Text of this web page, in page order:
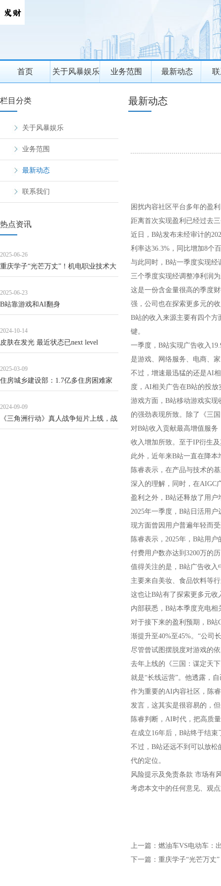
首页 关于风暴娱乐 业务范围 最新动态
栏目分类
关于风暴娱乐
业务范围
最新动态
联系我们
热点资讯
2025-06-26
重庆学子“光芒万丈”！机电职业技术大
发展
2025-06-23
B站靠游戏和AI翻身
2024-10-14
皮肤在发光 最近状态已next level
2025-03-09
住房城乡建设部：1.7亿多住房困难家
2024-09-09
《三角洲行动》真人战争短片上线，战
最新动态
困扰内容社区平台多年的盈
距离首次实现盈利已经过去
近日，B站发布未经审计的
利率达36.3%，同比增加8个
与此同时，B站一季度实现
三个季度实现经调整净利润
这是一份含金量很高的季度
强，公司也在探索更多元的
B站的收入来源主要有四个
键。
一季度，B站实现广告收入
是游戏、网络服务、电商、
不过，增速最迅猛的还是AI
度，AI相关广告在B站的投
游戏方面，B站移动游戏实现
的强劲表现所致。除了《三
对B站收入贡献最高增值服务
收入增加所致。至于IP衍生
此外，近年来B站一直在降
陈睿表示，在产品与技术的
深入的理解，同时，在AIGC
盈利之外，B站还释放了用
2025年一季度，B站日活用
现方面曾因用户普遍年轻而
陈睿表示，2025年，B站用
付费用户数亦达到3200万的
值得关注的是，B站广告收
主要来自美妆、食品饮料等
这也让B站有了探索更多元
内部获悉，B站本季度充电
对于接下来的盈利预期，B
渐提升至40%至45%。“公司
尽管曾试图摆脱度对游戏的
去年上线的《三国：谋定天
就是“长线运营”。他透露，
作为重要的AI内容社区，陈
发言，这其实是很容易的，
陈睿判断，AI时代，把高质
在成立16年后，B站终于结
不过，B站还远不到可以放
代的定位。
风险提示及免责条款 市场有
考虑本文中的任何意见、观
上一篇： 燃油车VS电动车：
下一篇： 重庆学子“光芒万丈